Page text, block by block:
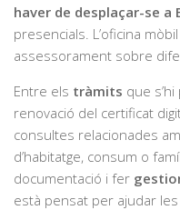
haver de desplaçar-se a
presencials. L’oficina
assessorament sobre
Entre els tràmits que
renovació del certificat
consultes relacionades
d’habitatge, consum o
documentació i fer
està pensat per ajudar